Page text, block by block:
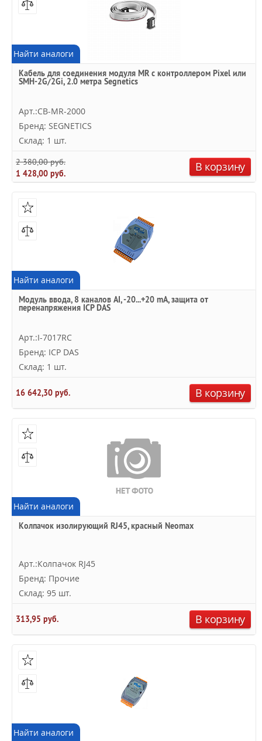
Найти аналоги
Кабель для соединения модуля МR с контроллером Pixel или
SMH-2G/2Gi, 2.0 метра Segnetics
Арт.:CB-MR-2000
Бренд: SEGNETICS
Склад: 1 шт.
2 380,00 руб.
1 428,00 руб.
В корзину
Найти аналоги
Модуль ввода, 8 каналов AI, -20...+20 mA, защита от
перенапряжения ICP DAS
Арт.:I-7017RC
Бренд: ICP DAS
Склад: 1 шт.
16 642,30 руб. В корзину
Найти аналоги
Колпачок изолирующий RJ45, красный Neomax
Арт.:Колпачок RJ45
Бренд: Прочие
Склад: 95 шт.
313,95 руб. В корзину
Найти аналоги